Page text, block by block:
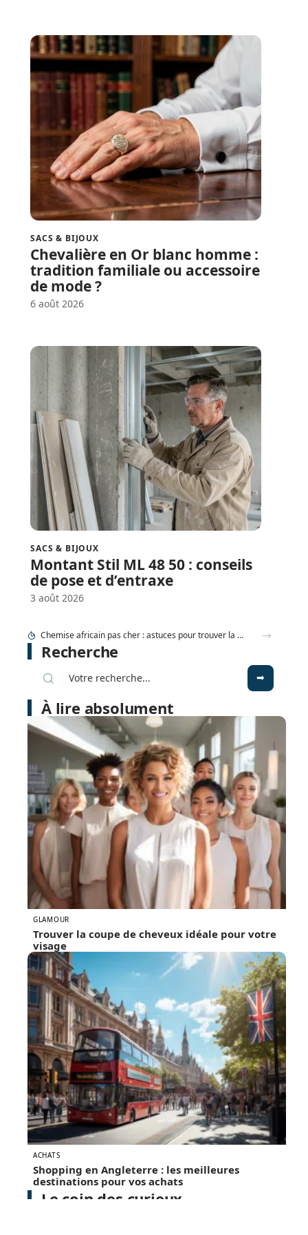
SACS & BIJOUX
Chevalière en Or blanc homme :
tradition familiale ou accessoire
de mode ?
6 août 2026
SACS & BIJOUX
Montant Stil ML 48 50 : conseils
de pose et d’entraxe
3 août 2026
Chevalière en Or blanc homme : tradition familiale ou accessoire de mode ?
Recherche
À lire absolument
GLAMOUR
Trouver la coupe de cheveux idéale pour votre
visage
ACHATS
Shopping en Angleterre : les meilleures
destinations pour vos achats
Le coin des curieux